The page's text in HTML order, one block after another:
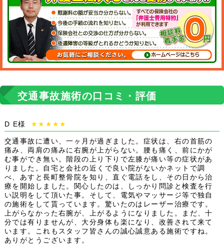
交通事故施術の口コミ・評価
D E様 ★★★★★
交通事故に遭い、一ヶ月が過ぎました。症状は、右の首筋の
痛み、両肩の痛みに右腕が上がらない。腰も痛く、前にかが
む事ができ無い。階段の上り下りで左膝が痛い等の症状があ
りました。自宅と会社の近くで良い院がないかネットで調
べ、あすと長町整骨院を知り、直ぐ電話をし、その日から治
療を開始しました。関心したのは、しっかり問診と検査を行
い説明をして頂いた事。そして、電気やマッサージ等で独自
の施術をして貰っています。驚いたのはレーザー治療です。
上がらなかった右腕が、上がるようになりました。まだ、十
分では有りませんが、大分身体も楽になり、改善されて来て
います。これもスタッフ皆さんの誠心誠意ある施術ですね。
ありがとうございます。